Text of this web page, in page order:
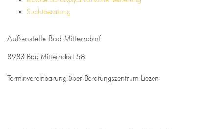
Suchtberatung
Außenstelle Bad Mitterndorf
8983 Bad Mitterndorf 58
Terminvereinbarung über Beratungszentrum Liezen